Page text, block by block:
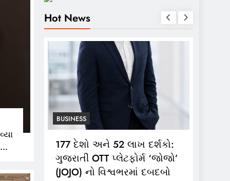
Hot News
‘જોજો’
દબદબો
BUSINESS
ભારતગેસ દ્વારા ગ્રાહકો માટે
‘ભારતગેસ લાઈટ ઝીપ’ 10 કિલો
કંપોઝિટ સિલિન્ડરનું લોન્ચિંગ